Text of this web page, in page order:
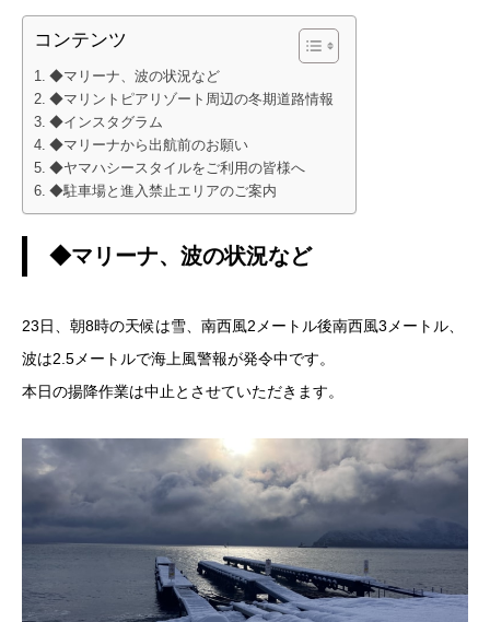
コンテンツ
◆マリーナ、波の状況など
◆マリントピアリゾート周辺の冬期道路情報
◆インスタグラム
◆マリーナから出航前のお願い
◆ヤマハシースタイルをご利用の皆様へ
◆駐車場と進入禁止エリアのご案内
◆マリーナ、波の状況など
23日、朝8時の天候は雪、南西風2メートル後南西風3メートル、
波は2.5メートルで海上風警報が発令中です。
本日の揚降作業は中止とさせていただきます。